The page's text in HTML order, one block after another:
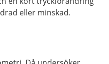
eller minskad.